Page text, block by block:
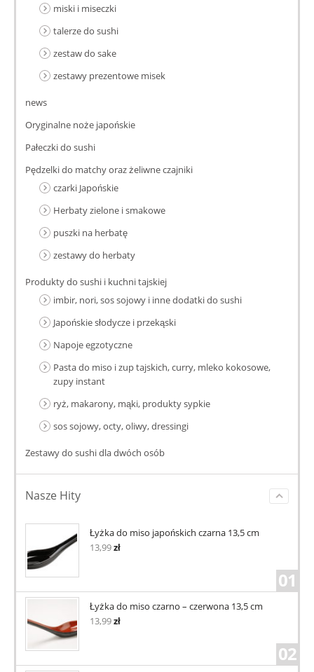
miski i miseczki
talerze do sushi
zestaw do sake
zestawy prezentowe misek
news
Oryginalne noże japońskie
Pałeczki do sushi
Pędzelki do matchy oraz żeliwne czajniki
czarki Japońskie
Herbaty zielone i smakowe
puszki na herbatę
zestawy do herbaty
Produkty do sushi i kuchni tajskiej
imbir, nori, sos sojowy i inne dodatki do sushi
Japońskie słodycze i przekąski
Napoje egzotyczne
Pasta do miso i zup tajskich, curry, mleko kokosowe,
zupy instant
ryż, makarony, mąki, produkty sypkie
sos sojowy, octy, oliwy, dressingi
Zestawy do sushi dla dwóch osób
Nasze Hity
Łyżka do miso japońskich czarna 13,5 cm
13,99zł
01
Łyżka do miso czarno – czerwona 13,5 cm
13,99zł
02